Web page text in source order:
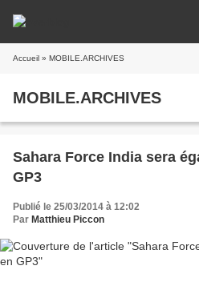
Accueil » MOBILE.ARCHIVES
MOBILE.ARCHIVES
Sahara Force India sera
GP3
Publié le 25/03/2014 à 12:02
Par Matthieu Piccon